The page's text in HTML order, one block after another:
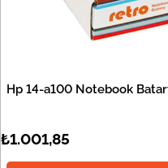
Hp 14-a100 Notebook
₺1.001,85